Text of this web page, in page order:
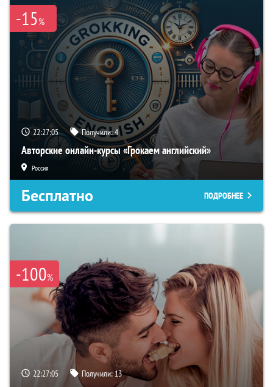
-15%
22:27:04 Получили:4
Авторские онлайн-курсы «Грокаем английский»
Россия
Бесплатно ПОДРОБНЕЕ
-100%
22:27:04 Получили:13